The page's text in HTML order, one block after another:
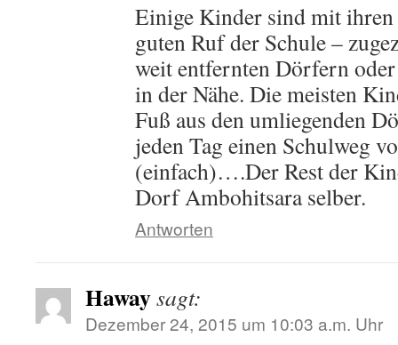
Einige Kinder sind mit
guten Ruf der Schule –
weit entfernten Dörfern
in der Nähe. Die meisten
Fuß aus den umliegenden
jeden Tag einen Schulweg
(einfach)….Der Rest der
Dorf Ambohitsara selber.
Antworten
Hawaysagt:
Dezember 24, 2015 um 10:03 a.m. Uhr